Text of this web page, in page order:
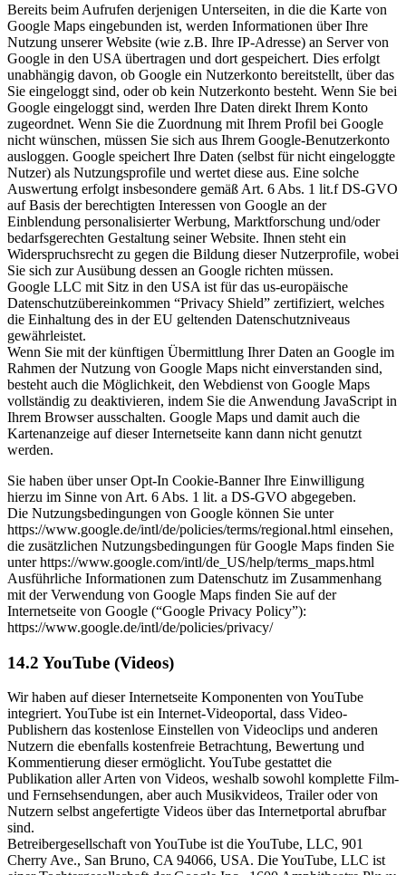
Bereits beim Aufrufen derjenigen Unterseiten, in die die Karte von
Google Maps eingebunden ist, werden Informationen über Ihre
Nutzung unserer Website (wie z.B. Ihre IP-Adresse) an Server von
Google in den USA übertragen und dort gespeichert. Dies erfolgt
unabhängig davon, ob Google ein Nutzerkonto bereitstellt, über das
Sie eingeloggt sind, oder ob kein Nutzerkonto besteht. Wenn Sie bei
Google eingeloggt sind, werden Ihre Daten direkt Ihrem Konto
zugeordnet. Wenn Sie die Zuordnung mit Ihrem Profil bei Google
nicht wünschen, müssen Sie sich aus Ihrem Google-Benutzerkonto
ausloggen. Google speichert Ihre Daten (selbst für nicht eingeloggte
Nutzer) als Nutzungsprofile und wertet diese aus. Eine solche
Auswertung erfolgt insbesondere gemäß Art. 6 Abs. 1 lit.f DS-GVO
auf Basis der berechtigten Interessen von Google an der
Einblendung personalisierter Werbung, Marktforschung und/oder
bedarfsgerechten Gestaltung seiner Website. Ihnen steht ein
Widerspruchsrecht zu gegen die Bildung dieser Nutzerprofile, wobei
Sie sich zur Ausübung dessen an Google richten müssen.
Google LLC mit Sitz in den USA ist für das us-europäische
Datenschutzübereinkommen “Privacy Shield” zertifiziert, welches
die Einhaltung des in der EU geltenden Datenschutzniveaus
gewährleistet.
Wenn Sie mit der künftigen Übermittlung Ihrer Daten an Google im
Rahmen der Nutzung von Google Maps nicht einverstanden sind,
besteht auch die Möglichkeit, den Webdienst von Google Maps
vollständig zu deaktivieren, indem Sie die Anwendung JavaScript in
Ihrem Browser ausschalten. Google Maps und damit auch die
Kartenanzeige auf dieser Internetseite kann dann nicht genutzt
werden.
Sie haben über unser Opt-In Cookie-Banner Ihre Einwilligung
hierzu im Sinne von Art. 6 Abs. 1 lit. a DS-GVO abgegeben.
Die Nutzungsbedingungen von Google können Sie unter
https://www.google.de/intl/de/policies/terms/regional.html einsehen,
die zusätzlichen Nutzungsbedingungen für Google Maps finden Sie
unter https://www.google.com/intl/de_US/help/terms_maps.html
Ausführliche Informationen zum Datenschutz im Zusammenhang
mit der Verwendung von Google Maps finden Sie auf der
Internetseite von Google (“Google Privacy Policy”):
https://www.google.de/intl/de/policies/privacy/
14.2 YouTube (Videos)
Wir haben auf dieser Internetseite Komponenten von YouTube
integriert. YouTube ist ein Internet-Videoportal, dass Video-
Publishern das kostenlose Einstellen von Videoclips und anderen
Nutzern die ebenfalls kostenfreie Betrachtung, Bewertung und
Kommentierung dieser ermöglicht. YouTube gestattet die
Publikation aller Arten von Videos, weshalb sowohl komplette Film-
und Fernsehsendungen, aber auch Musikvideos, Trailer oder von
Nutzern selbst angefertigte Videos über das Internetportal abrufbar
sind.
Betreibergesellschaft von YouTube ist die YouTube, LLC, 901
Cherry Ave., San Bruno, CA 94066, USA. Die YouTube, LLC ist